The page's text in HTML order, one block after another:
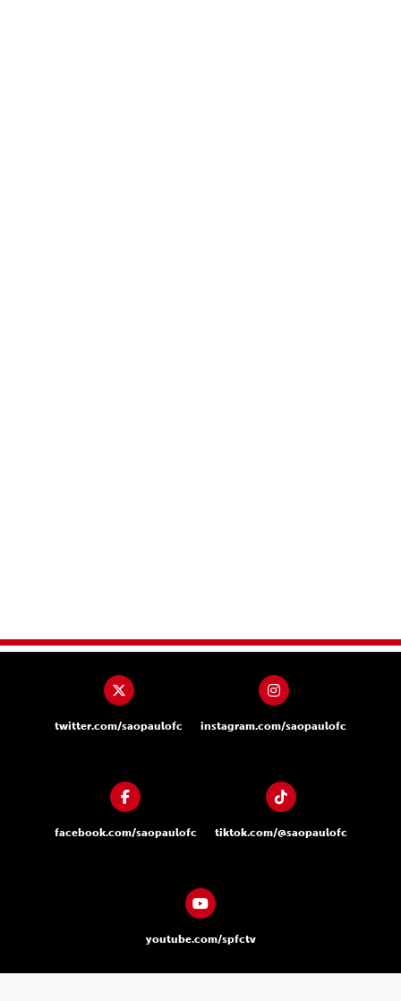
twitter.com/saopaulofc instagram.com/saopaulofc
facebook.com/saopaulofc tiktok.com/@saopaulofc
youtube.com/spfctv